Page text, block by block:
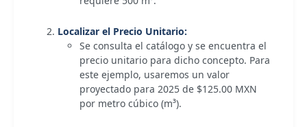
Localizar el Precio Unitario:
Se consulta el catálogo y se encuentra el
precio unitario para dicho concepto. Para
este ejemplo, usaremos un valor
proyectado para 2025 de $125.00 MXN
por metro cúbico (m³).